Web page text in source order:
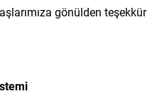
gönülden teşekkür